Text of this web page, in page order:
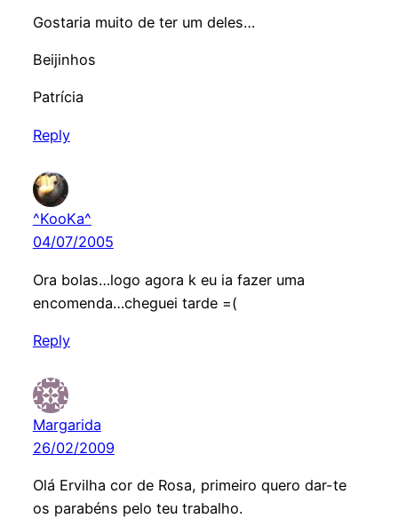
Gostaria muito de ter um deles…
Beijinhos
Patrícia
Reply
^KooKa^
04/07/2005
Ora bolas…logo agora k eu ia fazer uma
encomenda…cheguei tarde =(
Reply
Margarida
26/02/2009
Olá Ervilha cor de Rosa, primeiro quero dar-te
os parabéns pelo teu trabalho.